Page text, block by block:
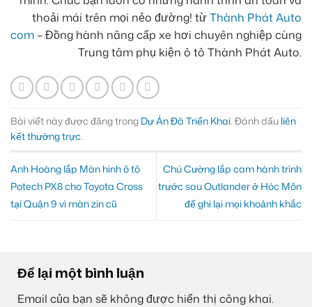
thoải mái trên mọi nẻo đường! từThành Phát Auto
com – Đồng hành nâng cấp xe hơi chuyên nghiệp cùng
Trung tâm phụ kiện ô tô Thành Phát Auto.
Bài viết này được đăng trong Dự Án Đã Triển Khai. Đánh dấu liên
kết thường trực.
Anh Hoàng lắp Màn hình ô tô
Potech PX8 cho Toyota Cross
tại Quận 9 vì màn zin cũ
Chú Cường lắp cam hành trình
trước sau Outlander ở Hóc Môn
để ghi lại mọi khoảnh khắc
Để lại một bình luận
Email của bạn sẽ không được hiển thị công khai.